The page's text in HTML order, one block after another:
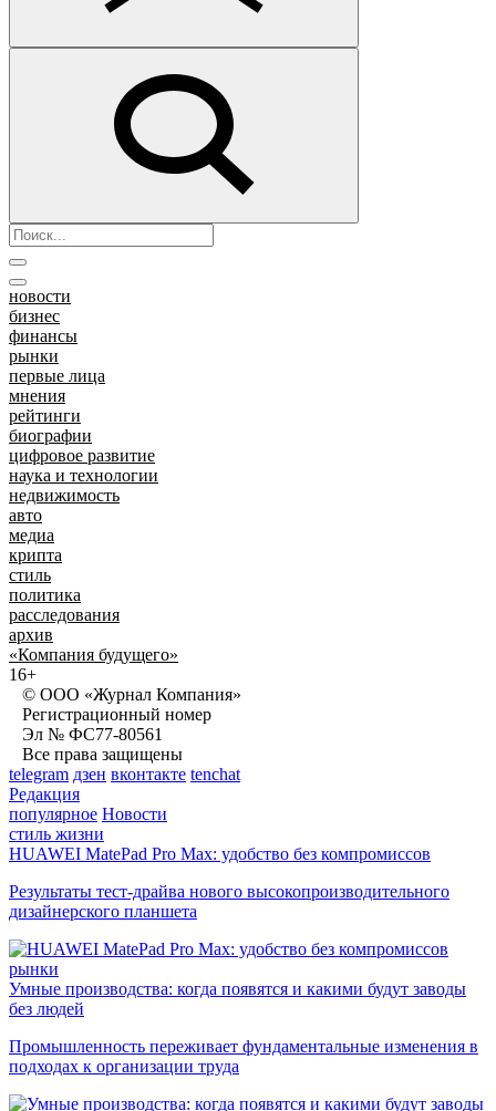
новости
бизнес
финансы
рынки
первые лица
мнения
рейтинги
биографии
цифровое развитие
наука и технологии
недвижимость
авто
медиа
крипта
стиль
политика
расследования
архив
«Компания будущего»
16+
© ООО «Журнал Компания»
Регистрационный номер
Эл № ФС77-80561
Все права защищены
telegram дзен вконтакте tenchat
Редакция
популярное Новости
стиль жизни
HUAWEI MatePad Pro Max: удобство без компромиссов
Результаты тест-драйва нового высокопроизводительного
дизайнерского планшета
рынки
Умные производства: когда появятся и какими будут заводы
без людей
Промышленность переживает фундаментальные изменения в
подходах к организации труда